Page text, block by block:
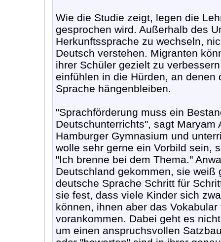
Wie die Studie zeigt, legen die
gesprochen wird. Außerhalb des
Herkunftssprache zu wechseln,
Deutsch verstehen. Migranten
ihrer Schüler gezielt zu
einfühlen in die Hürden, an
Sprache hängenbleiben.
"Sprachförderung muss ein
Deutschunterrichts", sagt Maryam
Hamburger Gymnasium und
wolle sehr gerne ein Vorbild sein,
"Ich brenne bei dem Thema."
Deutschland gekommen, sie
deutsche Sprache Schritt für
sie fest, dass viele Kinder sich
können, ihnen aber das
vorankommen. Dabei geht es
um einen anspruchsvollen